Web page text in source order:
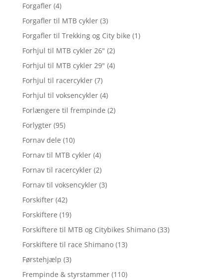
Forgafler (4)
Forgafler til MTB cykler (3)
Forgafler til Trekking og City bike (1)
Forhjul til MTB cykler 26" (2)
Forhjul til MTB cykler 29" (4)
Forhjul til racercykler (7)
Forhjul til voksencykler (4)
Forlængere til frempinde (2)
Forlygter (95)
Fornav dele (10)
Fornav til MTB cykler (4)
Fornav til racercykler (2)
Fornav til voksencykler (3)
Forskifter (42)
Forskiftere (19)
Forskiftere til MTB og Citybikes Shimano (33)
Forskiftere til race Shimano (13)
Førstehjælp (3)
Frempinde & styrstammer (110)